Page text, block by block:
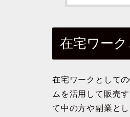
在宅ワー
在宅ワークとして
ムを活用して販売
て中の方や副業と